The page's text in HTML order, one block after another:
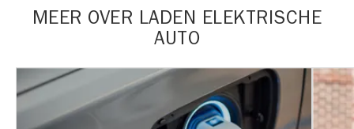
MEER OVER LADEN ELEKTRISCHE
AUTO